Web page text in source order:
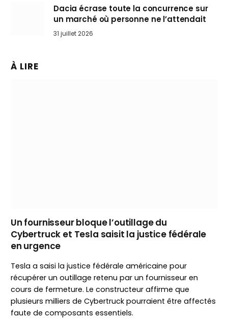
Dacia écrase toute la concurrence sur
un marché où personne ne l’attendait
31 juillet 2026
À LIRE
Un fournisseur bloque l’outillage du
Cybertruck et Tesla saisit la justice fédérale
en urgence
Tesla a saisi la justice fédérale américaine pour
récupérer un outillage retenu par un fournisseur en
cours de fermeture. Le constructeur affirme que
plusieurs milliers de Cybertruck pourraient être affectés
faute de composants essentiels.